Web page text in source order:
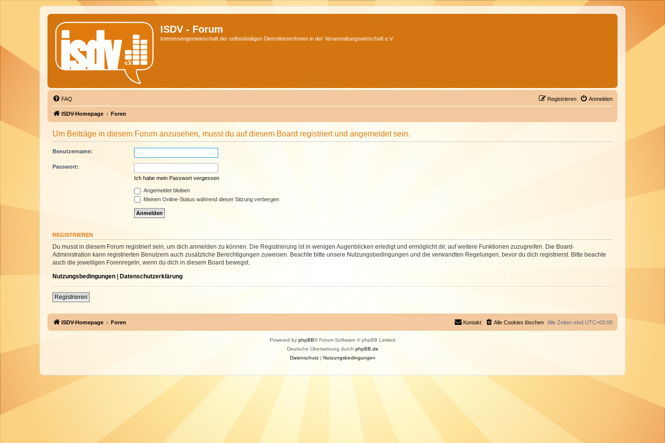
ISDV - Forum
Interessengemeinschaft der selbständigen Dienstleister/Innen in der Veranstaltungswirtschaft e.V.
FAQ Anmelden
Registrieren
ISDV-Homepage Foren
Um Beiträge in diesem Forum anzusehen, musst du auf diesem Board registriert und angemeldet sein.
Benutzername:
Passwort:
Ich habe mein Passwort vergessen
Angemeldet bleiben
Meinen Online-Status während dieser Sitzung verbergen
REGISTRIEREN
Du musst in diesem Forum registriert sein, um dich anmelden zu können. Die Registrierung ist in wenigen Augenblicken erledigt und ermöglicht dir, auf weitere Funktionen zuzugreifen. Die Board-
Administration kann registrierten Benutzern auch zusätzliche Berechtigungen zuweisen. Beachte bitte unsere Nutzungsbedingungen und die verwandten Regelungen, bevor du dich registrierst. Bitte beachte
auch die jeweiligen Forenregeln, wenn du dich in diesem Board bewegst.
Nutzungsbedingungen | Datenschutzerklärung
Registrieren
ISDV-Homepage Foren Alle Zeiten sind UTC+02:00
Alle Cookies löschen
Kontakt
Powered by phpBB® Forum Software © phpBB Limited
Deutsche Übersetzung durch phpBB.de
Datenschutz| Nutzungsbedingungen